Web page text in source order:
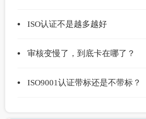
ISO认证不是越多越好
审核变慢了，到底卡在哪了？
ISO9001认证带标还是不带标？